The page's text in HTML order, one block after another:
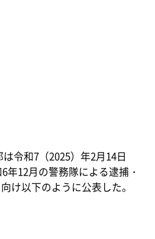
令和7（2025）年2月14日
年12月の警務隊による逮捕・
け以下のように公表した。